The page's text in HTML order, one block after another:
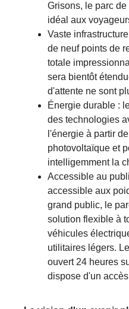
Grisons, le parc
idéal aux
Vaste
de neuf points de
totale
sera bientôt
d'attente ne sont
Énergie durable :
des technologies
l'énergie à partir
photovoltaïque et
intelligemment la
Accessible au
accessible aux
grand public, le
solution flexible à
véhicules
utilitaires légers.
ouvert 24 heures
dispose d'un